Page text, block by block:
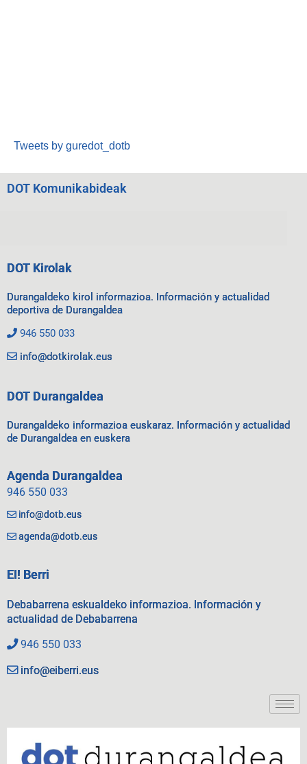
Tweets by guredot_dotb
DOT Komunikabideak
DOT Kirolak
Durangaldeko kirol informazioa. Información y actualidad
deportiva de Durangaldea
946 550 033
info@dotkirolak.eus
DOT Durangaldea
Durangaldeko informazioa euskaraz. Información y actualidad
de Durangaldea en euskera
Agenda Durangaldea
946 550 033
info@dotb.eus
agenda@dotb.eus
EI! Berri
Debabarrena eskualdeko informazioa. Información y
actualidad de Debabarrena
946 550 033
info@eiberri.eus